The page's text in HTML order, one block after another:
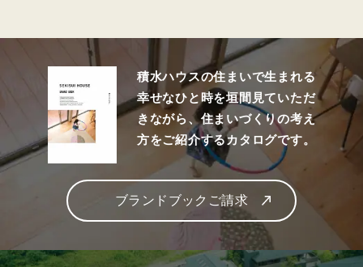
積水ハウスの住まいで生まれる
幸せなひと時を垣間見ていただ
きながら、住まいづくりの考え
方をご紹介するカタログです。
ブランドブックご請求